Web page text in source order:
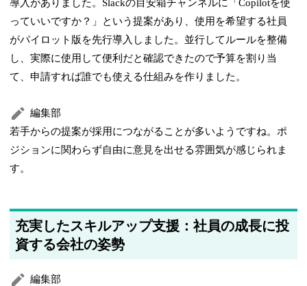
導入がありました。Slackの目安箱チャンネルに「Copilotを使
っていいですか？」という提案があり、使用を希望する社員
がパイロット版を先行導入しました。並行してルールを整備
し、実際に使用して便利だと確認できたので予算を割り当
て、申請すれば誰でも使える仕組みを作りました。
編集部
若手からの提案が採用につながることが多いようですね。ポ
ジションに関わらず自由に意見を出せる雰囲気が感じられま
す。
充実したスキルアップ支援：社員の成長に投
資する会社の姿勢
編集部